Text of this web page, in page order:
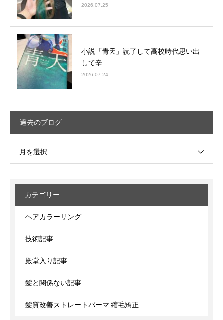
2026.07.25
小説「青天」読了して高校時代思い出
して辛...
2026.07.24
過去のブログ
月を選択
カテゴリー
ヘアカラーリング
技術記事
殿堂入り記事
髪と関係ない記事
髪質改善ストレートパーマ 縮毛矯正